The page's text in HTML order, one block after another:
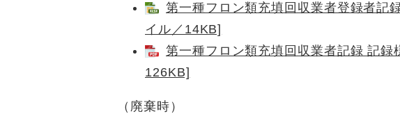
第一種フロン類充填回収業者登録者記
イル／14KB]
第一種フロン類充填回収業者記録 記
126KB]
（廃棄時）